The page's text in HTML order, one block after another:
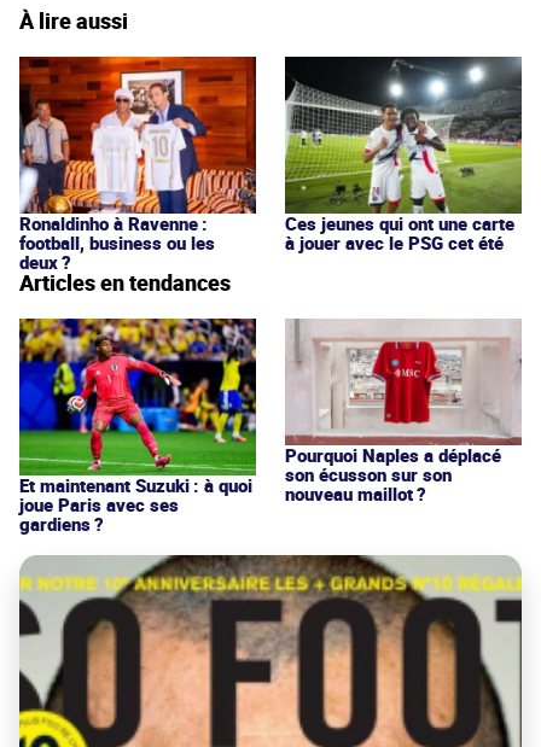
À lire aussi
Ronaldinho à Ravenne :
football, business ou les
deux ?
Ces jeunes qui ont une carte
à jouer avec le PSG cet été
Articles en tendances
Et maintenant Suzuki : à quoi
joue Paris avec ses
gardiens ?
Pourquoi Naples a déplacé
son écusson sur son
nouveau maillot ?